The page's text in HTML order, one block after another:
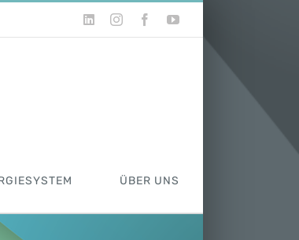
LinkedInInstagramFacebookYouTube
ÜBER UNS